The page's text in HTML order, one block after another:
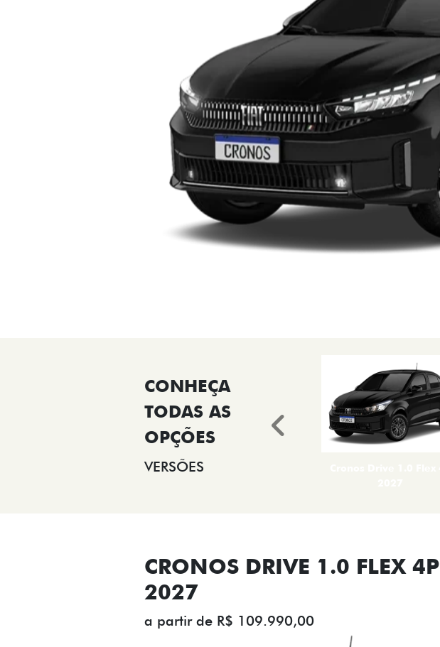
VERSÕES
Anterior
CRONOS DRIVE 1.0 FLEX 4P
2027
a partir de R$ 109.990,00